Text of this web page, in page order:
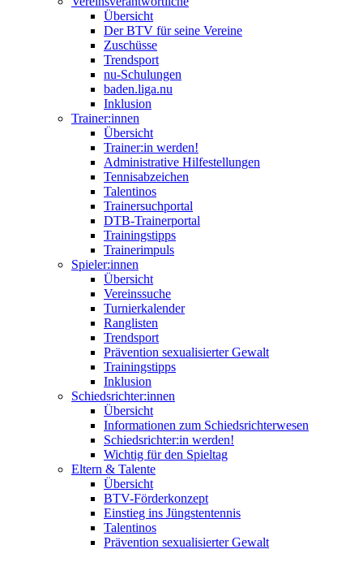
Übersicht
Der BTV für seine Vereine
Zuschüsse
Trendsport
nu-Schulungen
baden.liga.nu
Inklusion
Trainer:innen
Übersicht
Trainer:in werden!
Administrative Hilfestellungen
Tennisabzeichen
Talentinos
Trainersuchportal
DTB-Trainerportal
Trainingstipps
Trainerimpuls
Spieler:innen
Übersicht
Vereinssuche
Turnierkalender
Ranglisten
Trendsport
Prävention sexualisierter Gewalt
Trainingstipps
Inklusion
Schiedsrichter:innen
Übersicht
Informationen zum Schiedsrichterwesen
Schiedsrichter:in werden!
Wichtig für den Spieltag
Eltern & Talente
Übersicht
BTV-Förderkonzept
Einstieg ins Jüngstentennis
Talentinos
Prävention sexualisierter Gewalt